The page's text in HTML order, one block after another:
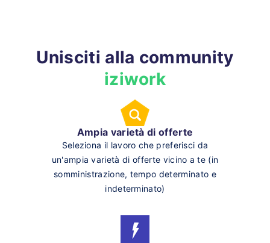
Unisciti alla community
iziwork
Ampia varietà di offerte
Seleziona il lavoro che preferisci da
un'ampia varietà di offerte vicino a te (in
somministrazione, tempo determinato e
indeterminato)